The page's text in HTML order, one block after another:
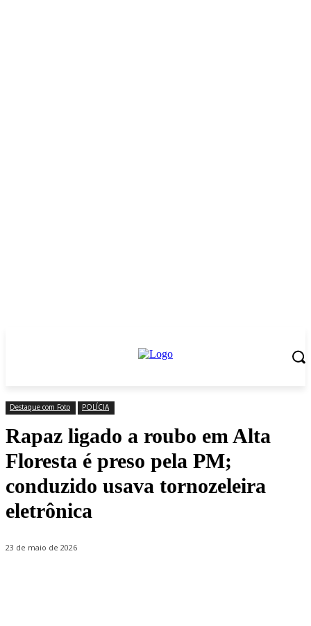
Destaque com Foto POLÍCIA
Rapaz ligado a roubo em Alta
Floresta é preso pela PM;
conduzido usava tornozeleira
eletrônica
23 de maio de 2026